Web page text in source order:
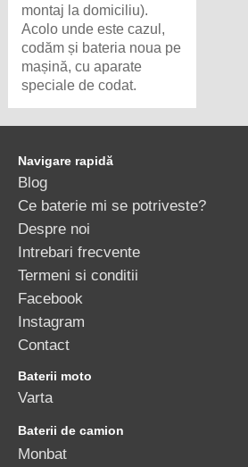
montaj la domiciliu).
Acolo unde este cazul,
codăm și bateria noua pe
mașină, cu aparate
speciale de codat.
Navigare rapidă
Blog
Ce baterie mi se potriveste?
Despre noi
Intrebari frecvente
Termeni si conditii
Facebook
Instagram
Contact
Baterii moto
Varta
Baterii de camion
Monbat